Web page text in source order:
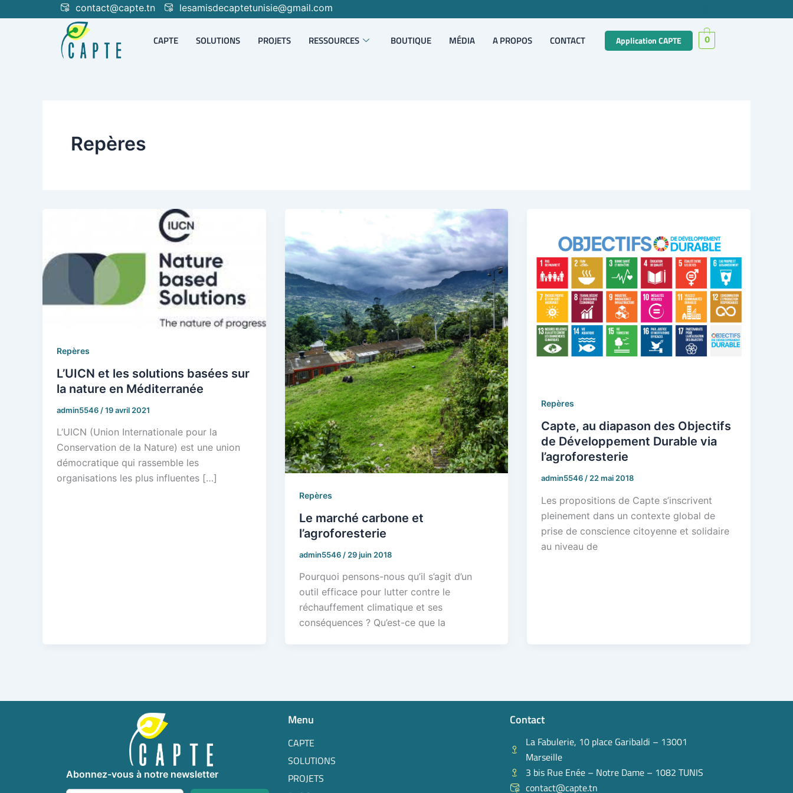
contact@capte.tn lesamisdecaptetunisie@gmail.com
CAPTE SOLUTIONS PROJETS RESSOURCES BOUTIQUE MÉDIA A PROPOS CONTACT Application CAPTE 0
Repères
Repères
L’UICN et les solutions basées sur
la nature en Méditerranée
admin5546 /19 avril 2021
L’UICN (Union Internationale pour la
Conservation de la Nature) est une union
démocratique qui rassemble les
organisations les plus influentes […]
Repères
Le marché carbone et
l’agroforesterie
admin5546 / 29 juin 2018
Pourquoi pensons-nous qu’il s’agit d’un
outil efficace pour lutter contre le
réchauffement climatique et ses
conséquences ? Qu’est-ce que la
Repères
Capte, au diapason des Objectifs
de Développement Durable via
l’agroforesterie
admin5546/22 mai 2018
Les propositions de Capte s’inscrivent
pleinement dans un contexte global de
prise de conscience citoyenne et solidaire
au niveau de
Abonnez-vous à notre newsletter
Menu
CAPTE
SOLUTIONS
PROJETS
Contact
La Fabulerie, 10 place Garibaldi – 13001
Marseille
3 bis Rue Enée – Notre Dame – 1082 TUNIS
contact@capte.tn